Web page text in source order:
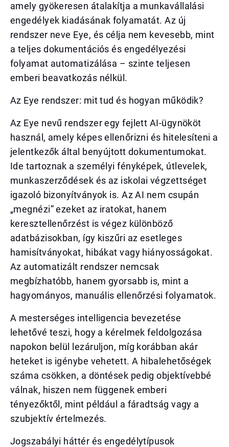
amely gyökeresen átalakítja a munkavállalási
engedélyek kiadásának folyamatát. Az új
rendszer neve Eye, és célja nem kevesebb, mint
a teljes dokumentációs és engedélyezési
folyamat automatizálása – szinte teljesen
emberi beavatkozás nélkül.
Az Eye rendszer: mit tud és hogyan működik?
Az Eye nevű rendszer egy fejlett AI-ügynököt
használ, amely képes ellenőrizni és hitelesíteni a
jelentkezők által benyújtott dokumentumokat.
Ide tartoznak a személyi fényképek, útlevelek,
munkaszerződések és az iskolai végzettséget
igazoló bizonyítványok is. Az AI nem csupán
„megnézi” ezeket az iratokat, hanem
keresztellenőrzést is végez különböző
adatbázisokban, így kiszűri az esetleges
hamisítványokat, hibákat vagy hiányosságokat.
Az automatizált rendszer nemcsak
megbízhatóbb, hanem gyorsabb is, mint a
hagyományos, manuális ellenőrzési folyamatok.
A mesterséges intelligencia bevezetése
lehetővé teszi, hogy a kérelmek feldolgozása
napokon belül lezáruljon, míg korábban akár
heteket is igénybe vehetett. A hibalehetőségek
száma csökken, a döntések pedig objektívebbé
válnak, hiszen nem függenek emberi
tényezőktől, mint például a fáradtság vagy a
szubjektív értelmezés.
Jogszabályi háttér és engedélytípusok